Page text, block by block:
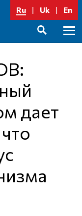
Ru Uk En
дает